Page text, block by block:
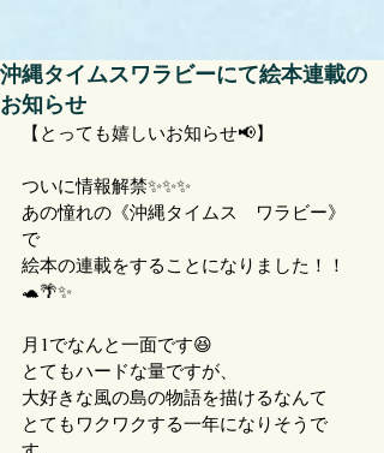
沖縄タイムスワラビーにて絵本連載の
お知らせ
【とっても嬉しいお知らせ📢】
ついに情報解禁✨✨✨
あの憧れの《沖縄タイムス　ワラビー》
で
絵本の連載をすることになりました！！
🐢🌴✨
月1でなんと一面です😆
とてもハードな量ですが、
大好きな風の島の物語を描けるなんて
とてもワクワクする一年になりそうで